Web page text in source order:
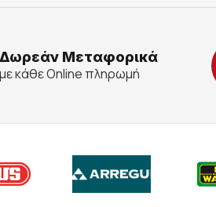
Δωρεάν Μεταφορικά
με κάθε Online πληρωμή